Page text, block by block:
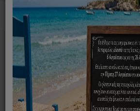
Ανταλλακτικά ηλεκτρικών συσκευών
Home Χύτρα Λαβή Σκευών Fissler